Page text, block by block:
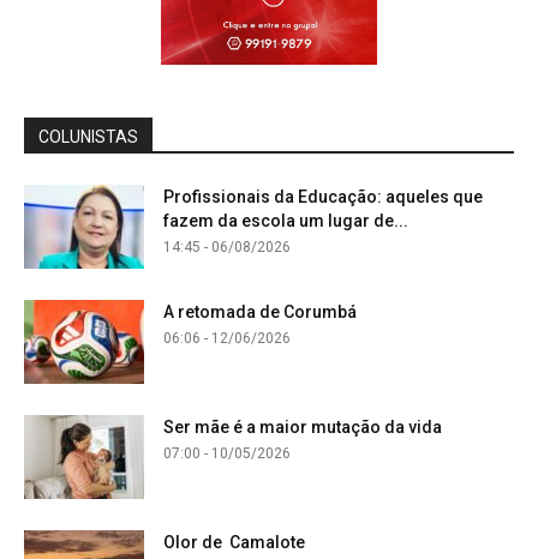
COLUNISTAS
Profissionais da Educação: aqueles que
fazem da escola um lugar de...
14:45 - 06/08/2026
A retomada de Corumbá
06:06 - 12/06/2026
Ser mãe é a maior mutação da vida
07:00 - 10/05/2026
Olor de Camalote